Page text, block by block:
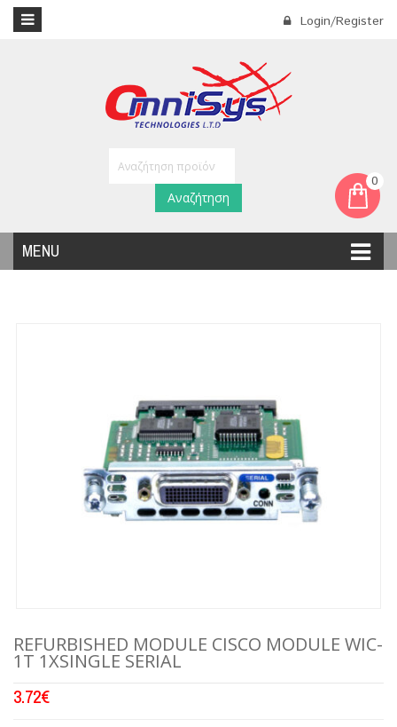
Login/Register
0
MENU
Αναζήτηση
REFURBISHED MODULE CISCO MODULE WIC-
1T 1XSINGLE SERIAL
3.72€